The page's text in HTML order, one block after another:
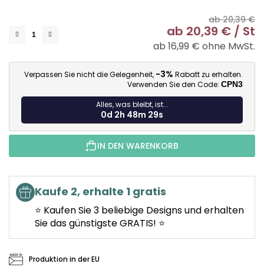
ab 20,39 €
ab 20,39 € / St
ab 16,99 € ohne MwSt.
Verpassen Sie nicht die Gelegenheit, -3% Rabatt zu erhalten.
Verwenden Sie den Code: CPN3
Alles, was bleibt, ist...
0d 2h 48m 28s
IN DEN WARENKORB
Kaufe 2, erhalte 1 gratis
⭐ Kaufen Sie 3 beliebige Designs und erhalten
Sie das günstigste GRATIS! ⭐
Produktion in der EU